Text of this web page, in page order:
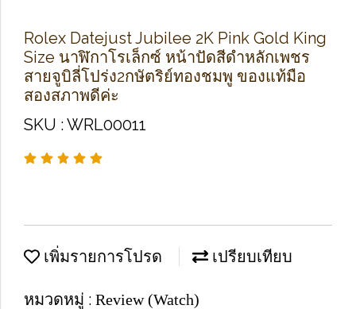
Rolex Datejust Jubilee 2K Pink Gold King
Size นาฬิกาโรเล็กซ์ หน้าปัดสีดำหลักเพชร
สายจูบิลี่โปร่ง2กษัตริย์ทองชมพู ของแท้มือ
สองสภาพดีค่ะ
SKU : WRL00011
เพิ่มรายการโปรด เปรียบเทียบ
หมวดหมู่ : Review (Watch)